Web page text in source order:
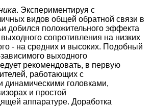
. Экспериментируя с
видов общей обратной связи в
добился положительного эффекта
сопротивления на низких
- на средних и высоких. Подобный
выходного
рекомендовать, в первую
работающих с
головками,
и простой
аппаратуре. Доработка